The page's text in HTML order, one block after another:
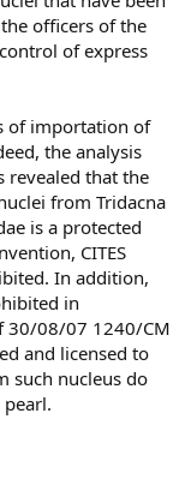
officers of the
of express
of importation of
the analysis
revealed that the
from Tridacna
is a protected
CITES
In addition,
in
30/08/07 1240/CM
and licensed to
such nucleus do